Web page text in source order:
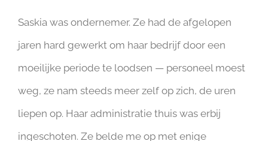
Saskia was ondernemer. Ze had de afgelopen
jaren hard gewerkt om haar bedrijf door een
moeilijke periode te loodsen — personeel moest
weg, ze nam steeds meer zelf op zich, de uren
liepen op. Haar administratie thuis was erbij
ingeschoten. Ze belde me op met enige